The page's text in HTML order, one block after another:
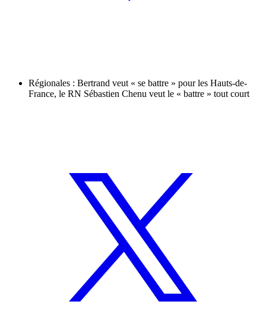
Régionales : Bertrand veut « se battre » pour les Hauts-de-
France, le RN Sébastien Chenu veut le « battre » tout court